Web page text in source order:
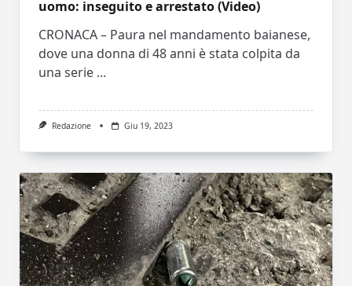
uomo: inseguito e arrestato (Video)
CRONACA – Paura nel mandamento baianese,
dove una donna di 48 anni è stata colpita da
una serie ...
Redazione Giu 19, 2023